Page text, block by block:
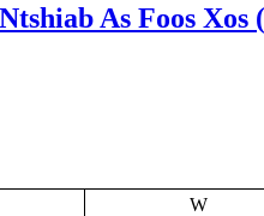
As Foos Xos
W